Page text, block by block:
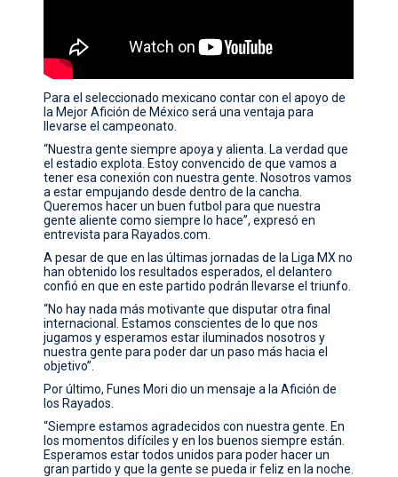
Para el seleccionado mexicano contar con el apoyo de
la Mejor Afición de México será una ventaja para
llevarse el campeonato.
“Nuestra gente siempre apoya y alienta. La verdad que
el estadio explota. Estoy convencido de que vamos a
tener esa conexión con nuestra gente. Nosotros vamos
a estar empujando desde dentro de la cancha.
Queremos hacer un buen futbol para que nuestra
gente aliente como siempre lo hace”, expresó en
entrevista para Rayados.com.
A pesar de que en las últimas jornadas de la Liga MX no
han obtenido los resultados esperados, el delantero
confió en que en este partido podrán llevarse el triunfo.
“No hay nada más motivante que disputar otra final
internacional. Estamos conscientes de lo que nos
jugamos y esperamos estar iluminados nosotros y
nuestra gente para poder dar un paso más hacia el
objetivo”.
Por último, Funes Mori dio un mensaje a la Afición de
los Rayados.
“Siempre estamos agradecidos con nuestra gente. En
los momentos difíciles y en los buenos siempre están.
Esperamos estar todos unidos para poder hacer un
gran partido y que la gente se pueda ir feliz en la noche.